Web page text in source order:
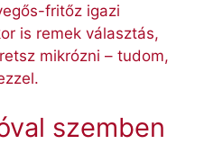
fritőz igazi
is remek választás,
mikrózni – tudom,
szemben